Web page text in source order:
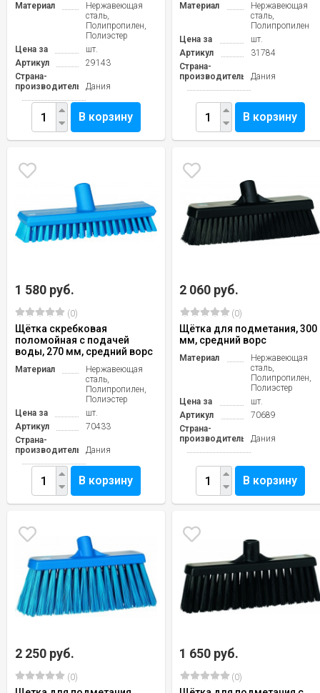
Материал
Нержавеющая
сталь,
Полипропилен,
Полиэстер
Цена за
шт.
Артикул
29143
Страна-
производитель
Дания
В корзину
Материал
Нержавеющая
сталь,
Полипропилен
Цена за
шт.
Артикул
31784
Страна-
производитель
Дания
В корзину
1 580 руб.
(0)
Щётка скребковая
поломойная с подачей
воды, 270 мм, средний ворс
Материал
Нержавеющая
сталь,
Полипропилен,
Полиэстер
Цена за
шт.
Артикул
70433
Страна-
производитель
Дания
В корзину
2 060 руб.
(0)
Щётка для подметания, 300
мм, средний ворс
Материал
Нержавеющая
сталь,
Полипропилен,
Полиэстер
Цена за
шт.
Артикул
70689
Страна-
производитель
Дания
В корзину
2 250 руб.
(0)
1 650 руб.
(0)